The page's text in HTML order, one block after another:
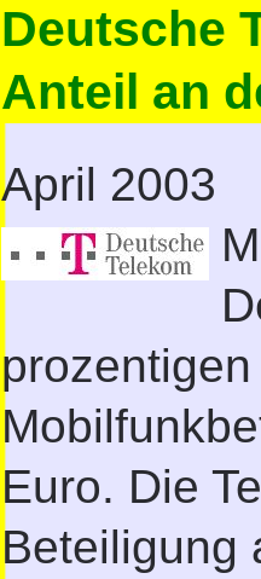
Deutsche
Anteil an
April 2003
Euro. Die
Beteiligung